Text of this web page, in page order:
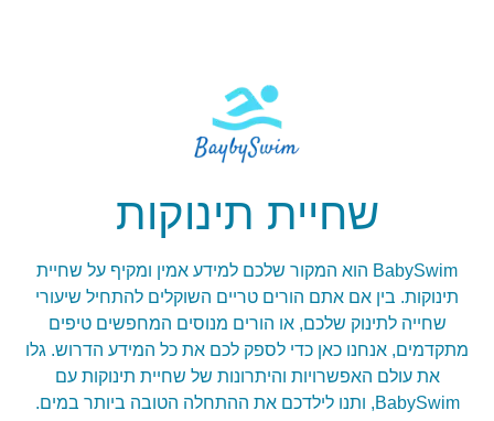
שחיית תינוקות
BabySwim הוא המקור שלכם למידע אמין ומקיף על שחיית
תינוקות. בין אם אתם הורים טריים השוקלים להתחיל שיעורי
שחייה לתינוק שלכם, או הורים מנוסים המחפשים טיפים
מתקדמים, אנחנו כאן כדי לספק לכם את כל המידע הדרוש. גלו
את עולם האפשרויות והיתרונות של שחיית תינוקות עם
BabySwim, ותנו לילדכם את ההתחלה הטובה ביותר במים.